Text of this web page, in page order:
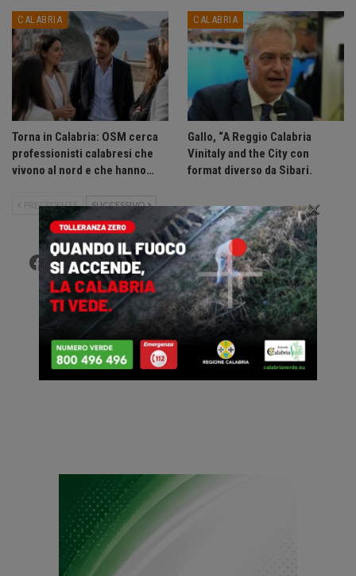
CALABRIA
Torna in Calabria: OSM cerca
professionisti calabresi che
vivono al nord e che hanno…
CALABRIA
Gallo, “A Reggio Calabria
Vinitaly and the City con
format diverso da Sibari.
PRECEDENTE SUCCESSIVO
Facebook
Twitter
×